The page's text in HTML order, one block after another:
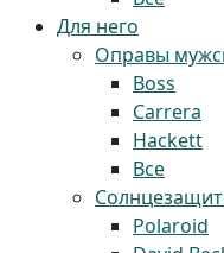
Для него
Оправы
Boss
Carrera
Hackett
Все
Polaroid